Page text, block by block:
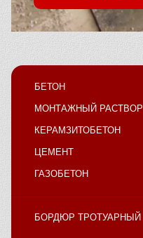
БЕТОН
МОНТАЖНЫЙ РАСТВОР
КЕРАМЗИТОБЕТОН
ЦЕМЕНТ
ГАЗОБЕТОН
БОРДЮР ТРОТУАРНЫЙ